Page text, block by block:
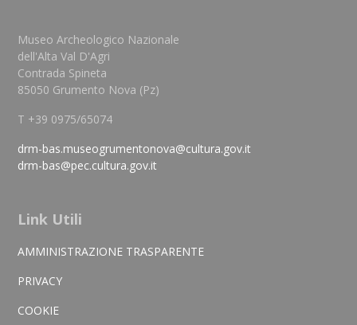
Museo Archeologico Nazionale
dell'Alta Val D'Agri
Contrada Spineta
85050 Grumento Nova (Pz)
T +39 0975/65074
drm-bas.museogrumentonova@cultura.gov.it
drm-bas@pec.cultura.gov.it
Link Utili
AMMINISTRAZIONE TRASPARENTE
PRIVACY
COOKIE